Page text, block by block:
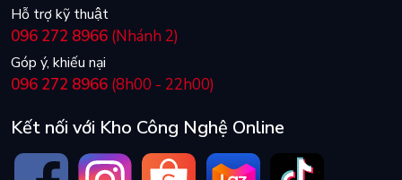
Hỗ trợ kỹ thuật
096 272 8966 (Nhánh 2)
Góp ý, khiếu nại
096 272 8966 (8h00 - 22h00)
Kết nối với Kho Công Nghệ Online